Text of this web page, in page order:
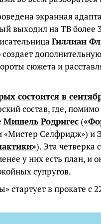
экранная
выходил на ТВ более
Гиллиан
создает
сюжета и
состоится в
состав, где,
Мишель Родригес (
«Мистер Селфридж») и
). Эта четверка
у них есть план, и
супругов.
стартует в прокате с